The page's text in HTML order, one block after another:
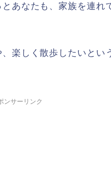
あなたも、家族を連れ
楽しく散歩したいとい
ンサーリンク